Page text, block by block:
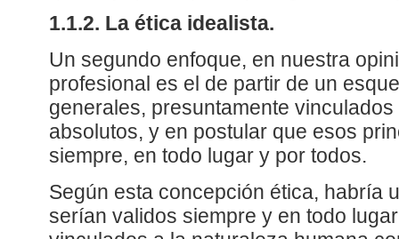
1.1.2. La ética idealista.
Un segundo enfoque, en nuestra
profesional es el de partir de un
generales, presuntamente
absolutos, y en postular que esos
siempre, en todo lugar y por todos.
Según esta concepción ética, habría
serían validos siempre y en todo